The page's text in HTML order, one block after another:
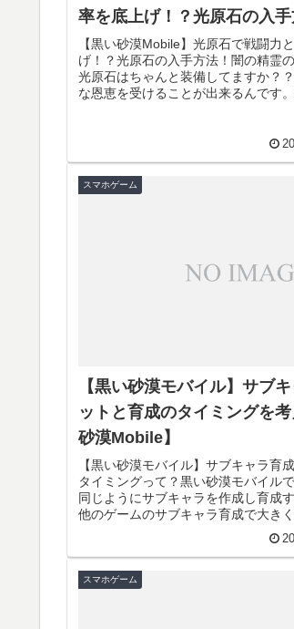
率を底上げ！？光原石の入手
【黒い砂漠Mobile】光原石で戦闘力
げ！？光原石の入手方法！闇の精霊
光原石はちゃんと装備してますか？
な恩恵を受けることが出来るんです
スマホゲーム
【黒い砂漠モバイル】サブ
ットと育成のタイミングを
砂漠Mobile】
【黒い砂漠モバイル】サブキャラ育
タイミングって？黒い砂漠モバイル
同じようにサブキャラを作成し育成
他のゲームのサブキャラ育成で大き
すくメリットもあるので是非みな...
スマホゲーム